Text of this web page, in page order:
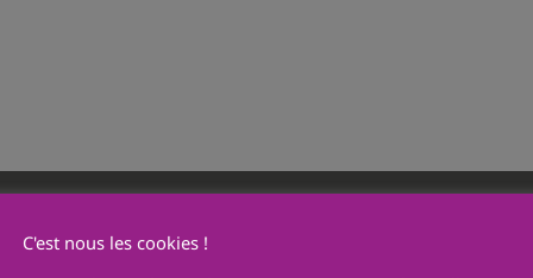
C'est nous les cookies !